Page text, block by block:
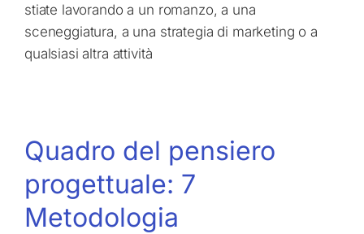
stiate lavorando a un romanzo, a una
sceneggiatura, a una strategia di marketing o a
qualsiasi altra attività
Quadro del pensiero
progettuale: 7
Metodologia